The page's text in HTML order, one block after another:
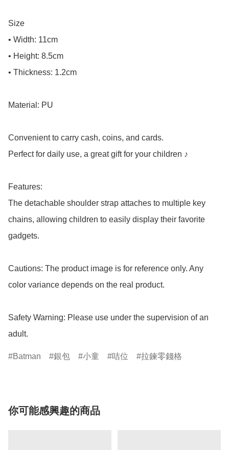
Size
• Width: 11cm
• Height: 8.5cm
• Thickness: 1.2cm
Material: PU
Convenient to carry cash, coins, and cards.
Perfect for daily use, a great gift for your children ♪
Features:
The detachable shoulder strap attaches to multiple key
chains, allowing children to easily display their favorite
gadgets.
Cautions: The product image is for reference only. Any
color variance depends on the real product.
Safety Warning: Please use under the supervision of an
adult.
Batman 銀包 小童 咭位 拉鍊零錢格
你可能感興趣的商品